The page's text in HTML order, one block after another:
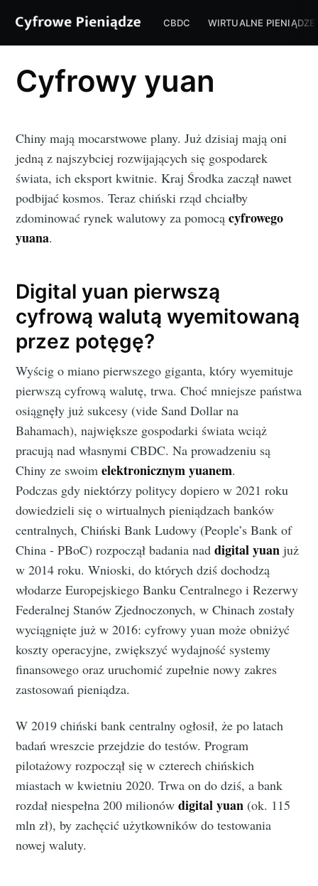
CBDC WIRTUALNE PIENIĄDZE
Cyfrowy yuan
Chiny mają mocarstwowe plany. Już dzisiaj mają oni
jedną z najszybciej rozwijających się gospodarek
świata, ich eksport kwitnie. Kraj Środka zaczął nawet
podbijać kosmos. Teraz chiński rząd chciałby
zdominować rynek walutowy za pomocącyfrowego
yuana.
Digital yuan pierwszą
cyfrową walutą wyemitowaną
przez potęgę?
Wyścig o miano pierwszego giganta, który wyemituje
pierwszą cyfrową walutę, trwa. Choć mniejsze państwa
osiągnęły już sukcesy (vide Sand Dollar na
Bahamach), największe gospodarki świata wciąż
pracują nad własnymi CBDC. Na prowadzeniu są
Chiny ze swoim elektronicznym yuanem.
Podczas gdy niektórzy politycy dopiero w 2021 roku
dowiedzieli się o wirtualnych pieniądzach banków
centralnych, Chiński Bank Ludowy (People’s Bank of
China - PBoC) rozpoczął badania naddigital yuan już
w 2014 roku. Wnioski, do których dziś dochodzą
włodarze Europejskiego Banku Centralnego i Rezerwy
Federalnej Stanów Zjednoczonych, w Chinach zostały
wyciągnięte już w 2016: cyfrowy yuan może obniżyć
koszty operacyjne, zwiększyć wydajność systemy
finansowego oraz uruchomić zupełnie nowy zakres
zastosowań pieniądza.
W 2019 chiński bank centralny ogłosił, że po latach
badań wreszcie przejdzie do testów. Program
pilotażowy rozpoczął się w czterech chińskich
miastach w kwietniu 2020. Trwa on do dziś, a bank
rozdał niespełna 200 milionów digital yuan (ok. 115
mln zł), by zachęcić użytkowników do testowania
nowej waluty.